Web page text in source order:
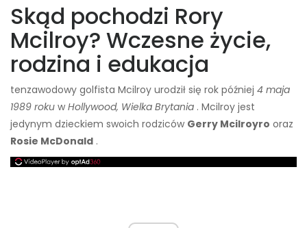
Skąd pochodzi Rory
Mcilroy? Wczesne życie,
rodzina i edukacja
tenzawodowy golfista Mcilroy urodził się rok później 4 maja
1989 roku w Hollywood, Wielka Brytania . Mcilroy jest
jedynym dzieckiem swoich rodziców Gerry Mcilroyro oraz
Rosie McDonald .